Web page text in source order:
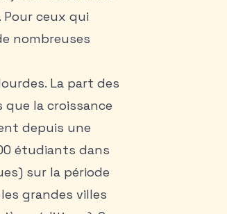
ceux qui
nombreuses
La part des
que la croissance
depuis une
étudiants dans
sur la période
grandes villes